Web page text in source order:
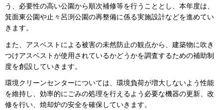
う、必要性の高い公園から順次補修等を行うこととし、本年度は、
箕面東公園や止々呂渕公園の再整備に係る実施設計などを進めてい
きます。
また、アスベストによる被害の未然防止の観点から、建築物に吹き
つけアスベストが使用されているかどうかを調査するための補助制
度を創設していきます。
環境クリーンセンターについては、環境負荷が増大しないよう性能
を維持し、効率的にごみの処理を行えるよう必要な機器の更新、改
修を行い、焼却炉の安全を確保していきます。